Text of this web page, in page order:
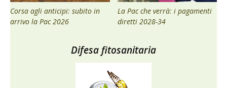
Corsa agli anticipi: subito in
arrivo la Pac 2026
La Pac che verrà: i pagamenti
diretti 2028-34
Difesa fitosanitaria